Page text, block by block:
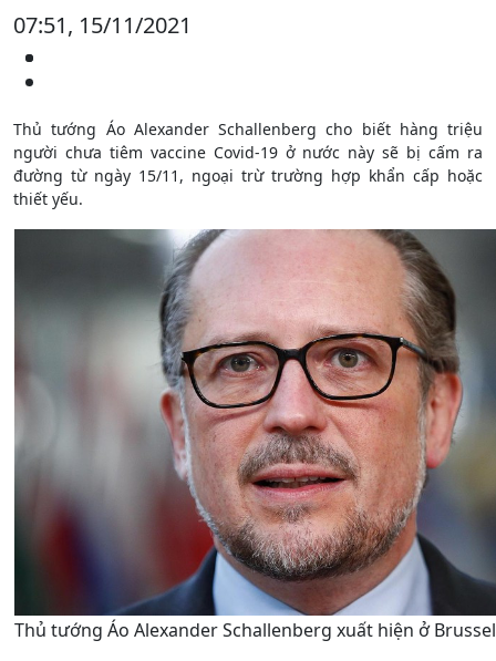
07:51, 15/11/2021
Thủ tướng Áo Alexander Schallenberg cho biết hàng triệu
người chưa tiêm vaccine Covid-19 ở nước này sẽ bị cấm ra
đường từ ngày 15/11, ngoại trừ trường hợp khẩn cấp hoặc
thiết yếu.
Thủ tướng Áo Alexander Schallenberg xuất hiện ở